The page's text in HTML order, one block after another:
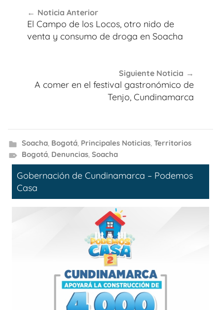
de
entradas
Noticia Anterior
El Campo de los Locos, otro nido de
venta y consumo de droga en Soacha
Siguiente Noticia
A comer en el festival gastronómico de
Tenjo, Cundinamarca
Soacha, Bogotá, Principales Noticias, Territorios
Bogotá, Denuncias, Soacha
Gobernación de Cundinamarca – Podemos
Casa